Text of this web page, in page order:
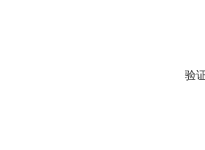
验